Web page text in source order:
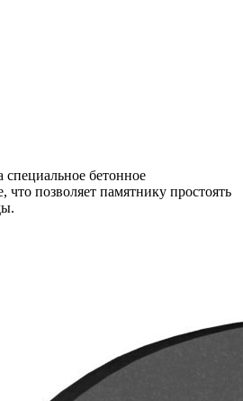
бетонное
что позволяет памятнику простоять